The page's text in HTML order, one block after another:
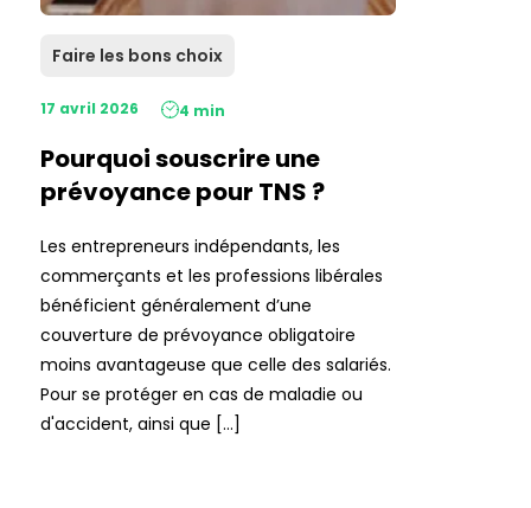
Faire les bons choix
17 avril 2026 4 min
Pourquoi souscrire une
prévoyance pour TNS ?
Les entrepreneurs indépendants, les
commerçants et les professions libérales
bénéficient généralement d’une
couverture de prévoyance obligatoire
moins avantageuse que celle des salariés.
Pour se protéger en cas de maladie ou
d'accident, ainsi que […]